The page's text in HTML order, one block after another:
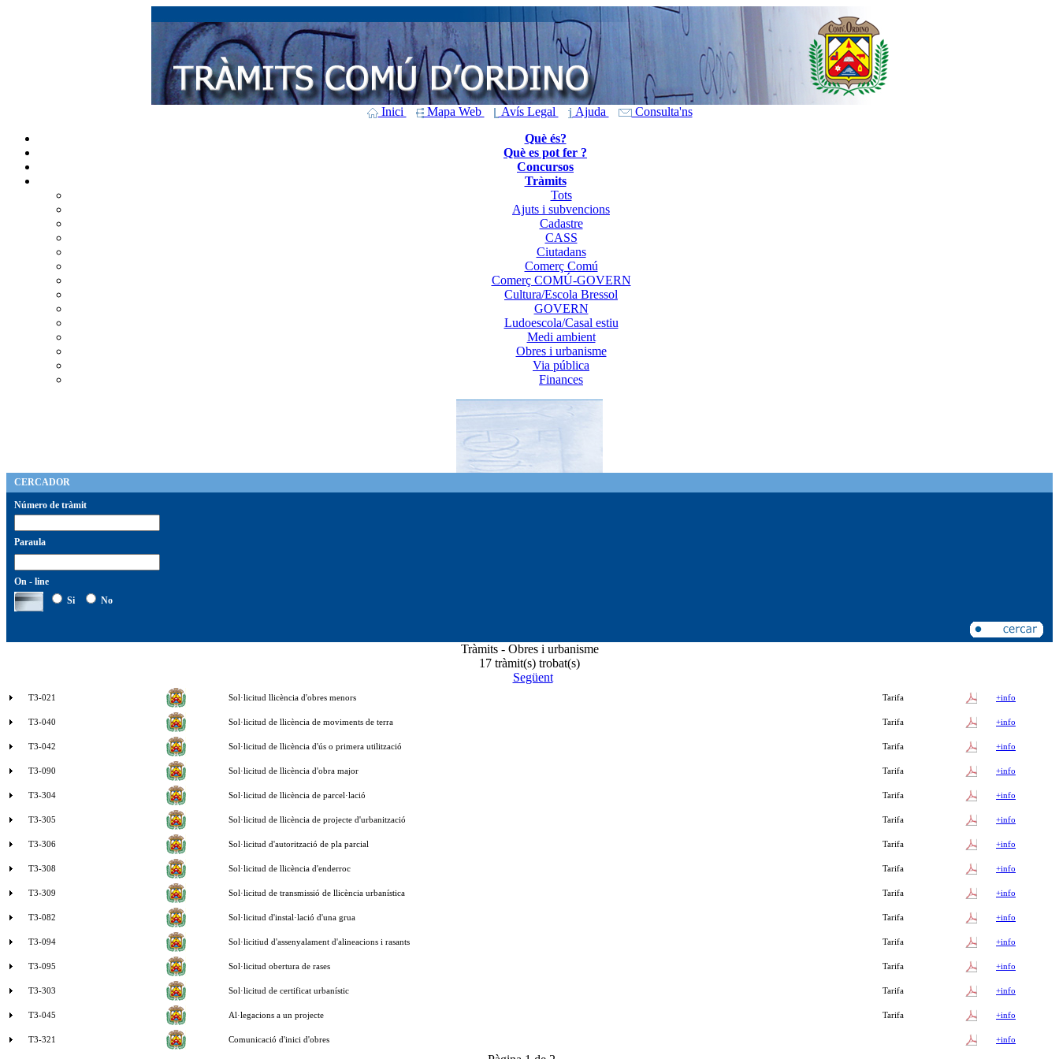
Inici Mapa Web Avís Legal Ajuda
Consulta'ns
Què és?
Què es pot fer ?
Concursos
Tràmits
Tots
Ajuts i subvencions
Cadastre
CASS
Ciutadans
Comerç Comú
Comerç COMÚ-GOVERN
Cultura/Escola Bressol
GOVERN
Ludoescola/Casal estiu
Medi ambient
Obres i urbanisme
Via pública
Finances
CERCADOR
Número de tràmit
Paraula
On - line
Si
No
Tràmits - Obres i urbanisme
17 tràmit(s) trobat(s)
Següent
T3-021 Sol·licitud llicència d'obres menors Tarifa +info
T3-040 Sol·licitud de llicència de moviments de terra Tarifa +info
T3-042 Sol·licitud de llicència d'ús o primera utilització Tarifa +info
T3-090 Sol·licitud de llicència d'obra major Tarifa +info
T3-304 Sol·licitud de llicència de parcel·lació Tarifa +info
T3-305 Sol·licitud de llicència de projecte d'urbanització Tarifa +info
T3-306 Sol·licitud d'autorització de pla parcial Tarifa +info
T3-308 Sol·licitud de llicència d'enderroc Tarifa +info
T3-309 Sol·licitud de transmissió de llicència urbanística Tarifa +info
T3-082 Sol·licitud d'instal·lació d'una grua Tarifa +info
T3-094 Sol·licitiud d'assenyalament d'alineacions i rasants Tarifa +info
T3-095 Sol·licitud obertura de rases Tarifa +info
T3-303 Sol·licitud de certificat urbaní­stic Tarifa +info
T3-045 Al·legacions a un projecte Tarifa +info
T3-321 Comunicació d'inici d'obres +info